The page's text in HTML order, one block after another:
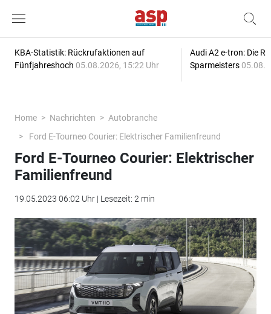
KBA-Statistik: Rückrufaktionen auf
Fünfjahreshoch 05.08.2026, 15:22 Uhr
Audi A2 e-tron: Die
Sparmeisters
Home Nachrichten
Autobranche
Ford E-Tourneo Courier: Elektrischer Familienfreund
Ford E-Tourneo Courier: Elektrischer
Familienfreund
19.05.2023 06:02 Uhr | Lesezeit: 2 min